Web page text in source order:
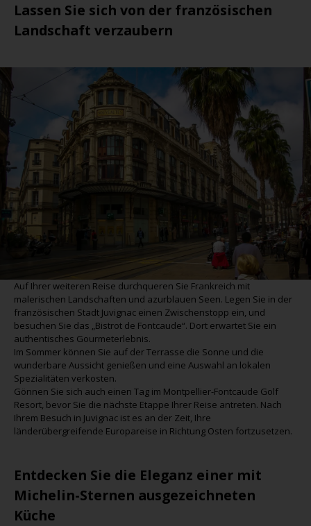
Lassen Sie sich von der französischen
Landschaft verzaubern
Auf Ihrer weiteren Reise durchqueren Sie Frankreich mit
malerischen Landschaften und azurblauen Seen. Legen Sie in der
französischen Stadt Juvignac einen Zwischenstopp ein, und
besuchen Sie das „Bistrot de Fontcaude“. Dort erwartet Sie ein
authentisches Gourmeterlebnis.
Im Sommer können Sie auf der Terrasse die Sonne und die
wunderbare Aussicht genießen und eine Auswahl an lokalen
Spezialitäten verkosten.
Gönnen Sie sich auch einen Tag im Montpellier-Fontcaude Golf
Resort, bevor Sie die nächste Etappe Ihrer Reise antreten. Nach
Ihrem Besuch in Juvignac ist es an der Zeit, Ihre
länderübergreifende Europareise in Richtung Osten fortzusetzen.
Entdecken Sie die Eleganz einer mit
Michelin-Sternen ausgezeichneten
Küche